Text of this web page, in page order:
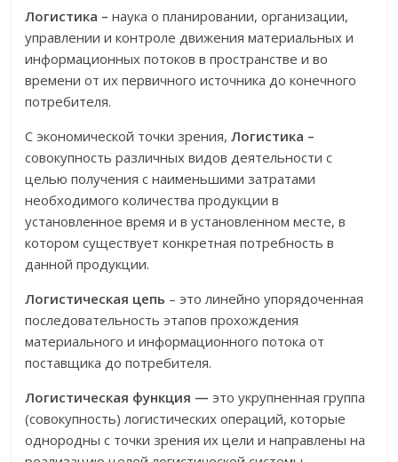
Логистика – наука о планировании, организации,
управлении и контроле движения материальных и
информационных потоков в пространстве и во
времени от их первичного источника до конечного
потребителя.
С экономической точки зрения,Логистика –
совокупность различных видов деятельности с
целью получения с наименьшими затратами
необходимого количества продукции в
установленное время и в установленном месте, в
котором существует конкретная потребность в
данной продукции.
Логистическая цепь – это линейно упорядоченная
последовательность этапов прохождения
материального и информационного потока от
поставщика до потребителя.
Логистическая функция — это укрупненная группа
(совокуп­ность) логистических операций, которые
однородны с точки зрения их цели и направлены на